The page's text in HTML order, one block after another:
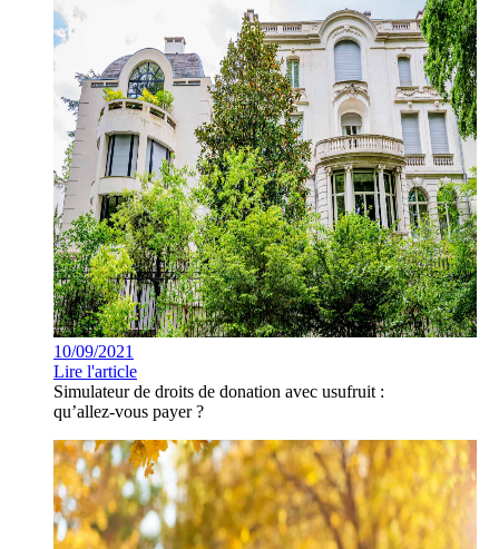
10/09/2021
Lire l'article
Simulateur de droits de donation avec usufruit :
qu’allez-vous payer ?